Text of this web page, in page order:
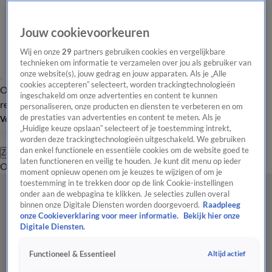
Overzicht Laatste nieuws Regionieuws Het beste van Hart
Tip de
redactie
Volg Hart van Nederland
Zoeken
OverzichtRegioUitzendingenWeerTip de redactiePanelVideo's
Jouw cookievoorkeuren
Wij en onze29 partners gebruiken cookies en vergelijkbare
technieken om informatie te verzamelen over jou als gebruiker van
onze website(s), jouw gedrag en jouw apparaten. Als je „Alle
cookies accepteren” selecteert, worden trackingtechnologieën
ingeschakeld om onze advertenties en content te kunnen
personaliseren, onze producten en diensten te verbeteren en om
de prestaties van advertenties en content te meten. Als je
„Huidige keuze opslaan” selecteert of je toestemming intrekt,
worden deze trackingtechnologieën uitgeschakeld. We gebruiken
dan enkel functionele en essentiële cookies om de website goed te
laten functioneren en veilig te houden. Je kunt dit menu op ieder
moment opnieuw openen om je keuzes te wijzigen of om je
toestemming in te trekken door op de link Cookie-instellingen
onder aan de webpagina te klikken. Je selecties zullen overal
binnen onze Digitale Diensten worden doorgevoerd. Raadpleeg
onze Cookieverklaring voor meer informatie.
Bekijk hier onze
Digitale Diensten.
Functioneel & Essentieel Altijd actief